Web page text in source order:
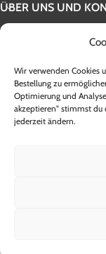
Wir verwenden Cookies
Bestellung zu
Optimierung und
akzeptieren" stimmst du
jederzeit ändern.
ÜBER UNS UND
SERVICE
UNSERE SHOPS
Alle Preise sind
Versandkosten. Die
und 5 Werktagen.
Berechnung des
entfallen die
© 2008 - 2026